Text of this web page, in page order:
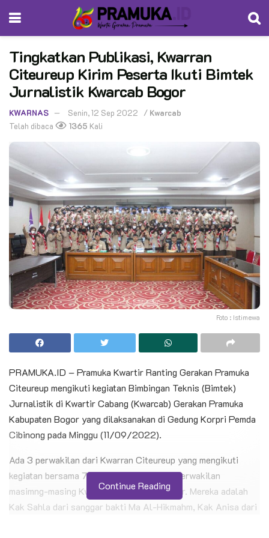
Tingkatkan Publikasi, Kwarran
Citeureup Kirim Peserta Ikuti Bimtek
Jurnalistik Kwarcab Bogor
KWARNAS Senin, 12 Sep 2022 / Kwarcab
Telah dibaca
1365 Kali
Foto : Istimewa
PRAMUKA.ID – Pramuka Kwartir Ranting Gerakan Pramuka
Citeureup mengikuti kegiatan Bimbingan Teknis (Bimtek)
Jurnalistik di Kwartir Cabang (Kwarcab) Gerakan Pramuka
Kabupaten Bogor yang dilaksanakan di Gedung Korpri Pemda
Cibinong pada Minggu (11/09/2022).
Ada 3 perwakilan dari Kwarran Citeureup yang mengikuti
kegiatan bersama 71 peserta lainnya dari perwakilan
masimng-masing Kwarran di Kwarcab Bogor. Mereka adalah
Kak Sahla dari sanggar bakti Ma Al-Hikmahm, Kak Anisa dari
Continue Reading